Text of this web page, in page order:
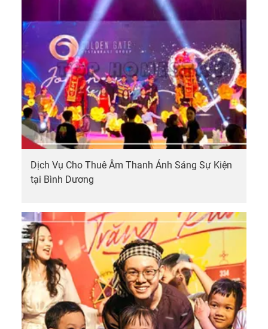
Dịch Vụ Cho Thuê Âm Thanh Ánh Sáng Sự Kiện
tại Bình Dương